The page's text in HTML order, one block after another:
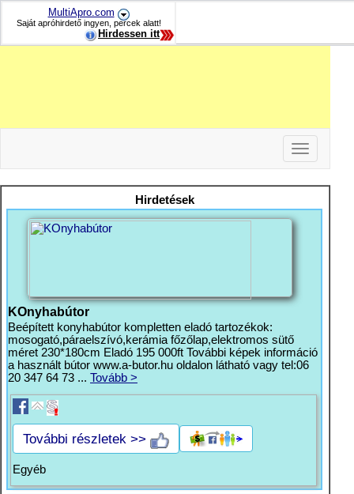
MultiApro.com
Saját apróhirdető ingyen, percek alatt!
Hirdessen itt
Toggle
navigation
-
-
Hirdetések
KOnyhabútor
Beépített konyhabútor kompletten eladó tartozékok:
mosogató,páraelszívó,kerámia főzőlap,elektromos sütő
méret 230*180cm Eladó 195 000ft További képek információ
a használt bútor www.a-butor.hu oldalon látható vagy tel:06
20 347 64 73 ... Tovább >
További részletek >>
Egyéb